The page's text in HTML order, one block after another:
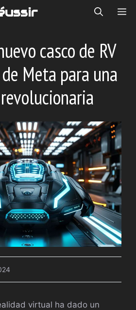
casco de RV
Meta para una
virtual ha dado un